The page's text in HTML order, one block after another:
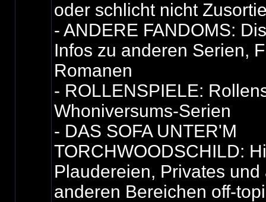
oder schlicht nicht
- ANDERE FANDOMS:
Infos zu anderen Serien,
Romanen
- ROLLENSPIELE:
Whoniversums-Serien
- DAS SOFA UNTER'M
TORCHWOODSCHILD:
Plaudereien, Privates
anderen Bereichen off-